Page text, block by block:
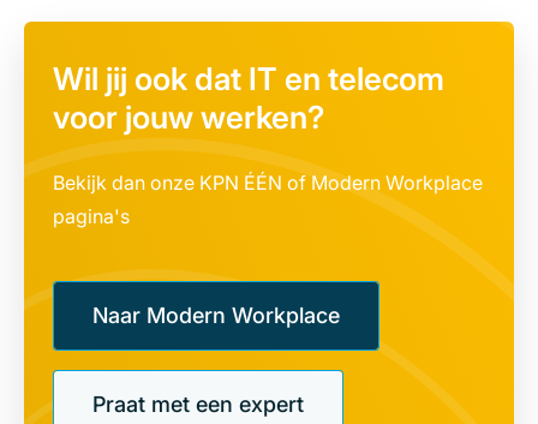
Wil jij ook dat IT en telecom
voor jouw werken?
Bekijk dan onze KPN ÉÉN of Modern Workplace
pagina's
Naar Modern Workplace
Praat met een expert